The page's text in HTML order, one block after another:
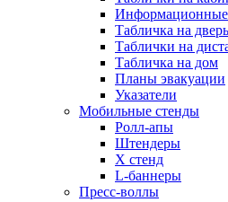
Информационные
Табличка на дверь
Таблички на
Табличка на дом
Планы эвакуации
Указатели
Мобильные стенды
Ролл-апы
Штендеры
Х стенд
L-баннеры
Пресс-воллы